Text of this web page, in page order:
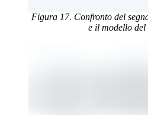
Figura 17. Confronto del
e il modello del